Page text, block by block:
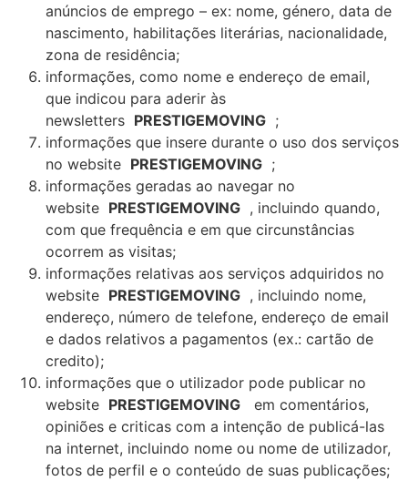
anúncios de emprego – ex: nome, género, data de
nascimento, habilitações literárias, nacionalidade,
zona de residência;
informações, como nome e endereço de email,
que indicou para aderir às
newsletters PRESTIGEMOVING ;
informações que insere durante o uso dos serviços
no website PRESTIGEMOVING ;
informações geradas ao navegar no
website PRESTIGEMOVING , incluindo quando,
com que frequência e em que circunstâncias
ocorrem as visitas;
informações relativas aos serviços adquiridos no
website PRESTIGEMOVING , incluindo nome,
endereço, número de telefone, endereço de email
e dados relativos a pagamentos (ex.: cartão de
credito);
informações que o utilizador pode publicar no
website PRESTIGEMOVING em comentários,
opiniões e criticas com a intenção de publicá-las
na internet, incluindo nome ou nome de utilizador,
fotos de perfil e o conteúdo de suas publicações;